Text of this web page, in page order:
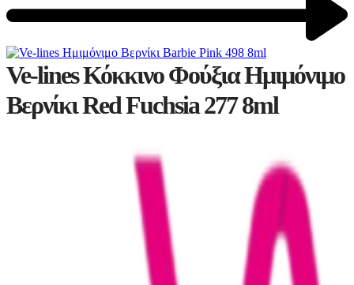
Next
product:
Ve-lines Κόκκινο Φούξια Ημιμόνιμο
Βερνίκι Red Fuchsia 277 8ml